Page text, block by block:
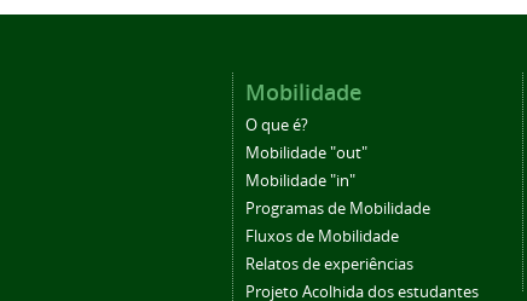
Mobilidade
O que é?
Mobilidade "out"
Mobilidade "in"
Programas de Mobilidade
Fluxos de Mobilidade
Relatos de experiências
Projeto Acolhida dos estudantes